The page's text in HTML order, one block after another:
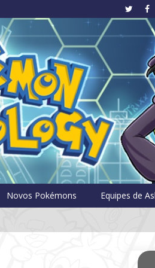
Novos Pokémons Equipes de